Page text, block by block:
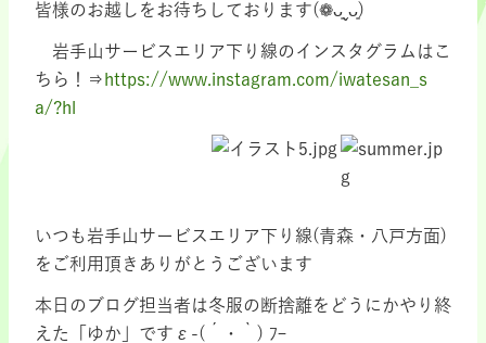
皆様のお越しをお待ちしております(❁ᴗ͈ˬᴗ͈)
岩手山サービスエリア下り線のインスタグラムはこ
ちら！⇒ https://www.instagram.com/iwatesan_s
a/?hl
いつも岩手山サービスエリア下り線(青森・八戸方面)
をご利用頂きありがとうございます
本日のブログ担当者は冬服の断捨離をどうにかやり終
えた「ゆか」ですε-(´・｀) ﾌｰ